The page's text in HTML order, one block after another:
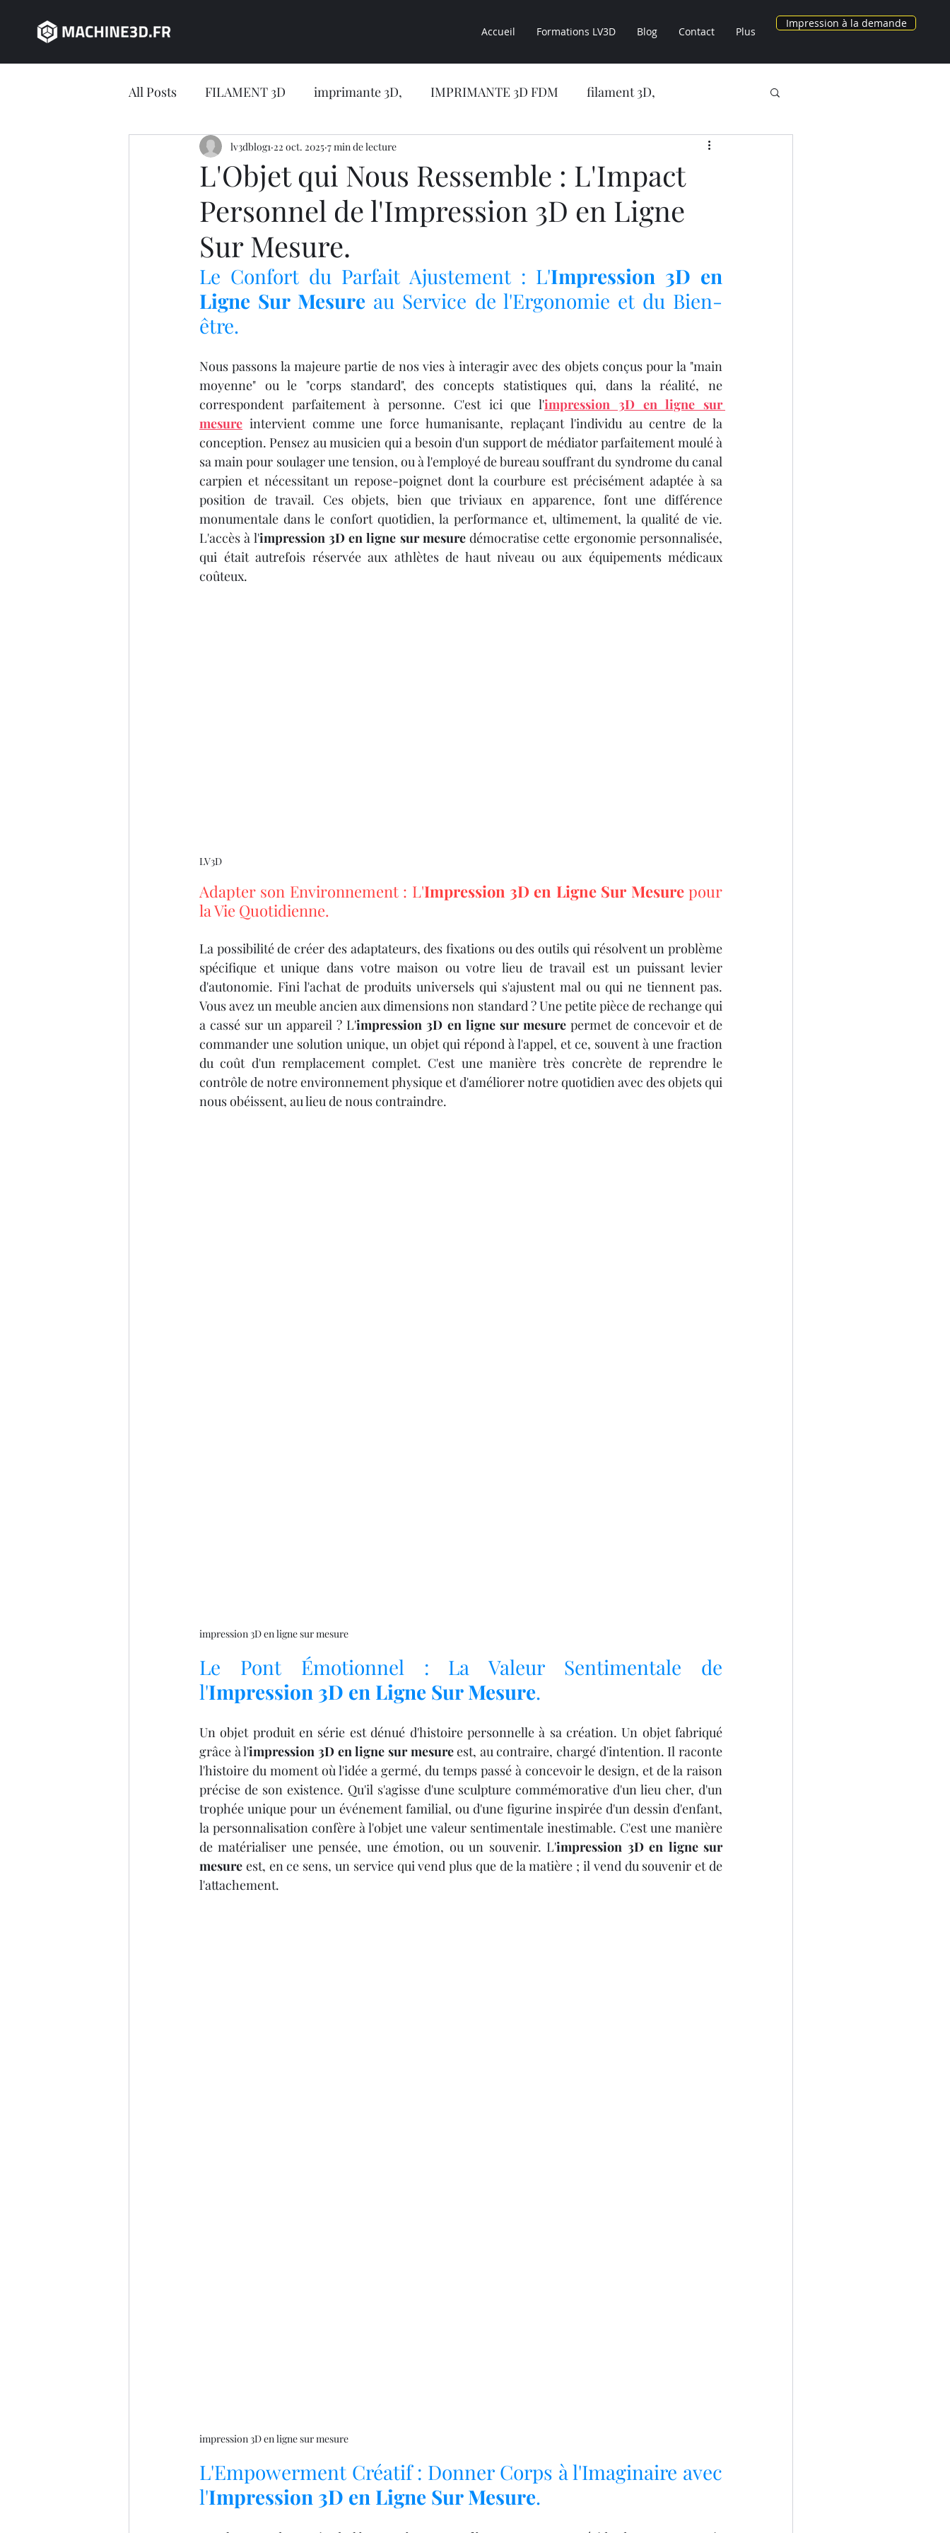
Accueil Formations LV3D Blog Contact Plus
Impression à la demande
All Posts FILAMENT 3D imprimante 3D, IMPRIMANTE 3D FDM filament 3D,
JEU CONCOURS impression 3D CONSEILS LV3D NOS OBJETS 3D
impression 3D en ligne CONCESSION LV3D Formation en ligne NOUVEAU CHEZ LV3D
Jeu concours LV3D IMPRIMANTE 3D RESINE
IMPRIMANTE 3D ARTILLERY 3D IMPRIMANTE 3D PROFESSIONNELLE
imprimante 3D professionelle Impression à la Demande SCANNER 3D SCANNER 3D
Formation 3D éligible au CPF OUTILLAGE 4 Formation impression 3D
impression 3D à la demande Formation 3D avec CPF Refaire une piece en 3D
L'Objet qui Nous Ressemble : L'Impact
Personnel de l'Impression 3D en Ligne
Sur Mesure.
lv3dblog1 22 oct. 2025 7 min de lecture
Le Confort du Parfait Ajustement : L'Impression 3D en
Ligne Sur Mesure au Service de l'Ergonomie et du Bien-
être.
Nous passons la majeure partie de nos vies à interagir avec des objets conçus pour la "main
moyenne" ou le "corps standard", des concepts statistiques qui, dans la réalité, ne
correspondent parfaitement à personne. C'est ici que l'impression 3D en ligne sur
mesure intervient comme une force humanisante, replaçant l'individu au centre de la
conception. Pensez au musicien qui a besoin d'un support de médiator parfaitement moulé à
sa main pour soulager une tension, ou à l'employé de bureau souffrant du syndrome du canal
carpien et nécessitant un repose-poignet dont la courbure est précisément adaptée à sa
position de travail. Ces objets, bien que triviaux en apparence, font une différence
monumentale dans le confort quotidien, la performance et, ultimement, la qualité de vie.
L'accès à l'impression 3D en ligne sur mesure démocratise cette ergonomie personnalisée,
qui était autrefois réservée aux athlètes de haut niveau ou aux équipements médicaux
coûteux.
LV3D
Adapter son Environnement : L'Impression 3D en Ligne Sur Mesure pour
la Vie Quotidienne.
La possibilité de créer des adaptateurs, des fixations ou des outils qui résolvent un problème
spécifique et unique dans votre maison ou votre lieu de travail est un puissant levier
d'autonomie. Fini l'achat de produits universels qui s'ajustent mal ou qui ne tiennent pas.
Vous avez un meuble ancien aux dimensions non standard ? Une petite pièce de rechange qui
a cassé sur un appareil ? L'impression 3D en ligne sur mesure permet de concevoir et de
commander une solution unique, un objet qui répond à l'appel, et ce, souvent à une fraction
du coût d'un remplacement complet. C'est une manière très concrète de reprendre le
contrôle de notre environnement physique et d'améliorer notre quotidien avec des objets qui
nous obéissent, au lieu de nous contraindre.
impression 3D en ligne sur mesure
Le Pont Émotionnel : La Valeur Sentimentale de
l'Impression 3D en Ligne Sur Mesure.
Un objet produit en série est dénué d'histoire personnelle à sa création. Un objet fabriqué
grâce à l'impression 3D en ligne sur mesure est, au contraire, chargé d'intention. Il raconte
l'histoire du moment où l'idée a germé, du temps passé à concevoir le design, et de la raison
précise de son existence. Qu'il s'agisse d'une sculpture commémorative d'un lieu cher, d'un
trophée unique pour un événement familial, ou d'une figurine inspirée d'un dessin d'enfant,
la personnalisation confère à l'objet une valeur sentimentale inestimable. C'est une manière
de matérialiser une pensée, une émotion, ou un souvenir. L'impression 3D en ligne sur
mesure est, en ce sens, un service qui vend plus que de la matière ; il vend du souvenir et de
l'attachement.
impression 3D en ligne sur mesure
L'Empowerment Créatif : Donner Corps à l'Imaginaire avec
l'Impression 3D en Ligne Sur Mesure.